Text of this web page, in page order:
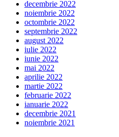
decembrie 2022
noiembrie 2022
octombrie 2022
septembrie 2022
august 2022
iulie 2022
iunie 2022
mai 2022
aprilie 2022
martie 2022
februarie 2022
ianuarie 2022
decembrie 2021
noiembrie 2021